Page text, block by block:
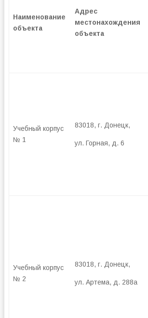
Наименование
объекта
Адрес
местонахождения
объекта
Учебный корпус
№ 1
83018, г. Донецк,
ул. Горная, д. 6
Учебный корпус
№ 2
83018, г. Донецк,
ул. Артема, д. 288а